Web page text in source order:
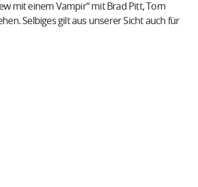
mit einem Vampir“ mit Brad Pitt, Tom
Selbiges gilt aus unserer Sicht auch für